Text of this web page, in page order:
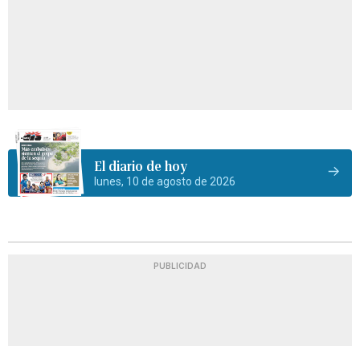
El diario de hoy
lunes, 10 de agosto de 2026
PUBLICIDAD